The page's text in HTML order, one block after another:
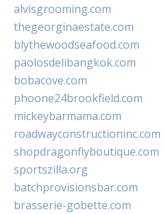
alvisgrooming.com
thegeorginaestate.com
blythewoodseafood.com
paolosdelibangkok.com
bobacove.com
phoone24brookfield.com
mickeybarmama.com
roadwayconstructioninc.com
shopdragonflyboutique.com
sportszilla.org
batchprovisionsbar.com
brasserie-gobette.com